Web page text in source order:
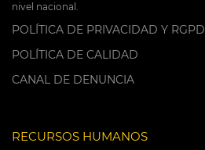
nivel nacional.
POLÍTICA DE PRIVACIDAD Y RGPD
POLÍTICA DE CALIDAD
CANAL DE DENUNCIA
RECURSOS HUMANOS